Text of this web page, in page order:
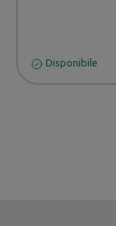
Disponibile